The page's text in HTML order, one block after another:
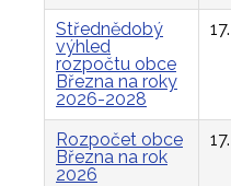
Střednědobý
výhled
rozpočtu obce
Března na roky
2026-2028
Rozpočet obce
Března na rok
2026